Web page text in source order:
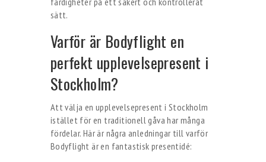
sätt.
Varför är Bodyflight en
perfekt upplevelsepresent i
Stockholm?
Att välja en upplevelsepresent i Stockholm
istället för en traditionell gåva har många
fördelar. Här är några anledningar till varför
Bodyflight är en fantastisk presentidé: